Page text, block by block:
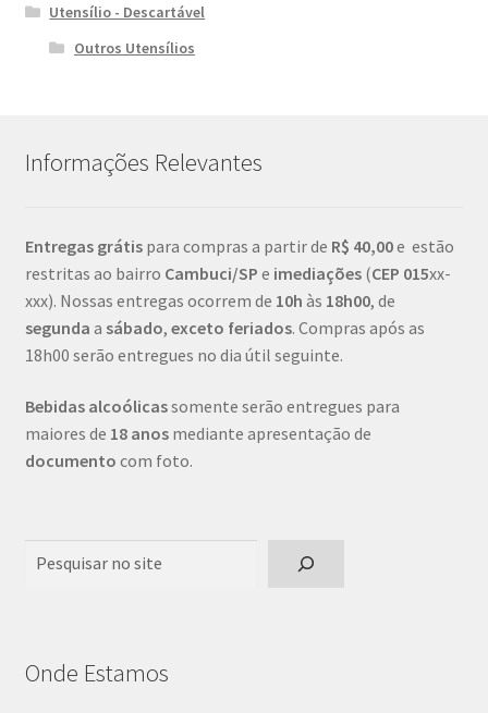
Utensílio - Descartável
Outros Utensílios
Informações Relevantes
Entregas grátis para compras a partir de R$ 40,00e estão
restritas ao bairro Cambuci/SP e imediações(CEP 015xx-
xxx). Nossas entregas ocorrem de 10h às 18h00, de
segunda a sábado, exceto feriados. Compras após as
18h00 serão entregues no dia útil seguinte.
Bebidas alcoólicassomente serão entregues para
maiores de 18 anosmediante apresentação de
documento com foto.
Onde Estamos